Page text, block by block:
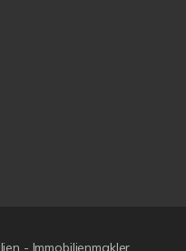
- Immobilienmakler